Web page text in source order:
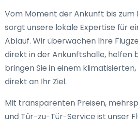
Vom Moment der Ankunft bis
sorgt unsere lokale Expertise für
Ablauf. Wir überwachen Ihre
direkt in der Ankunftshalle, helfen
bringen Sie in einem
direkt an Ihr Ziel.
Mit transparenten Preisen,
und Tür-zu-Tür-Service ist unser